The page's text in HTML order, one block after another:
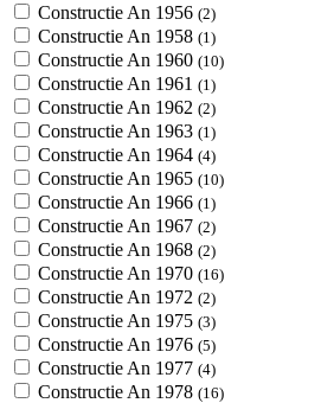
Constructie An 1956 (2)
Constructie An 1958 (1)
Constructie An 1960 (10)
Constructie An 1961 (1)
Constructie An 1962 (2)
Constructie An 1963 (1)
Constructie An 1964 (4)
Constructie An 1965 (10)
Constructie An 1966 (1)
Constructie An 1967 (2)
Constructie An 1968 (2)
Constructie An 1970 (16)
Constructie An 1972 (2)
Constructie An 1975 (3)
Constructie An 1976 (5)
Constructie An 1977 (4)
Constructie An 1978 (16)